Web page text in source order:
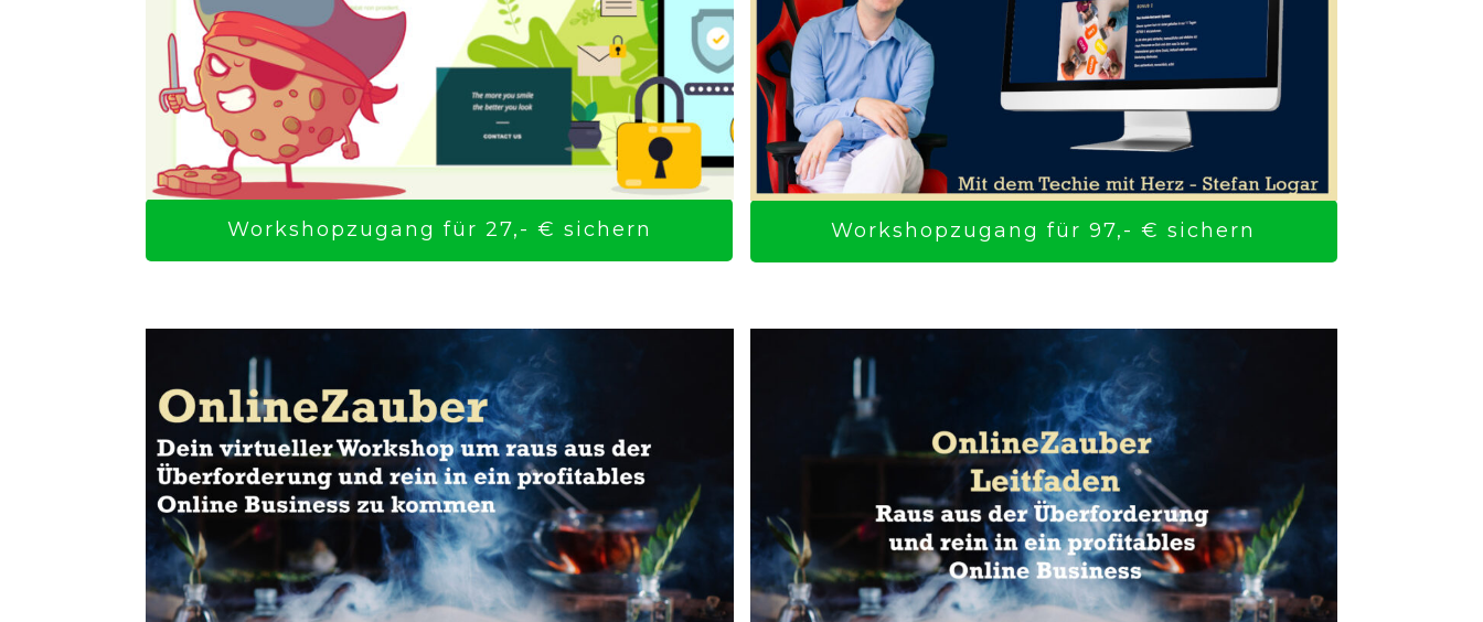
Workshopzugang für 27,- € sichern Workshopzugang für 97,- € sichern